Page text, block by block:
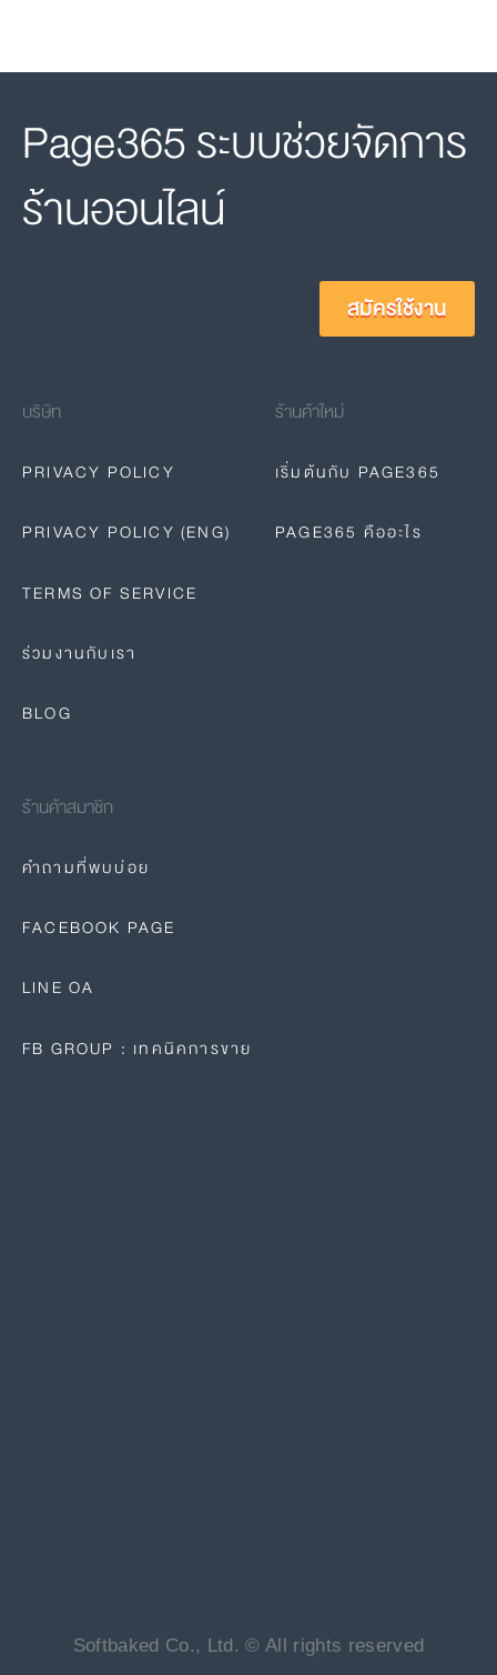
Page365 ระบบช่วยจัดการ
ร้านออนไลน์
สมัครใช้งาน
บริษัท
PRIVACY POLICY
PRIVACY POLICY (ENG)
TERMS OF SERVICE
ร่วมงานกับเรา
BLOG
ร้านค้าใหม่
เริ่มต้นกับ PAGE365
PAGE365 คืออะไร
ร้านค้าสมาชิก
คำถามที่พบบ่อย
FACEBOOK PAGE
LINE OA
FB GROUP : เทคนิคการขาย
Softbaked Co., Ltd. © All rights reserved